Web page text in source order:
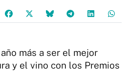
más a ser el mejor
y el vino con los Premios